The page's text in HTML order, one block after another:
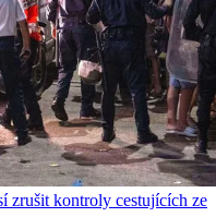
zrušit kontroly cestujících ze